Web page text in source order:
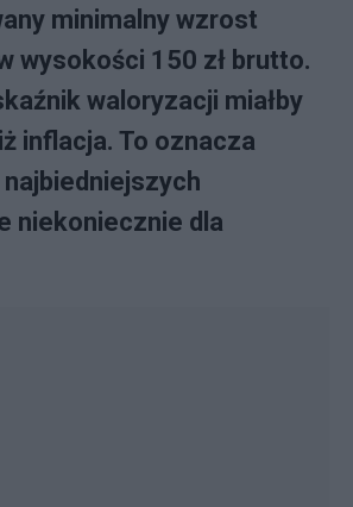
minimalny wzrost
wysokości 150 zł brutto.
waloryzacji miałby
inflacja. To oznacza
niekoniecznie dla